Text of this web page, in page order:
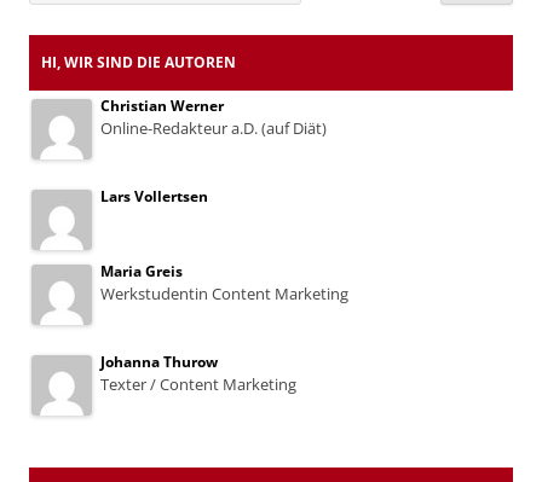
HI, WIR SIND DIE AUTOREN
Christian Werner
Online-Redakteur a.D. (auf Diät)
Lars Vollertsen
Maria Greis
Werkstudentin Content Marketing
Johanna Thurow
Texter / Content Marketing